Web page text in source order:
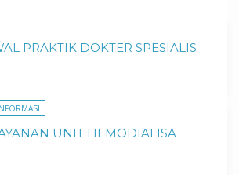
PRAKTIK DOKTER SPESIALIS
UNIT HEMODIALISA